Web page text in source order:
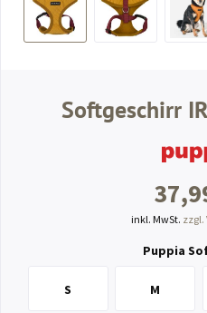
Softgeschirr
inkl. MwSt. zzgl.
Puppia
S M